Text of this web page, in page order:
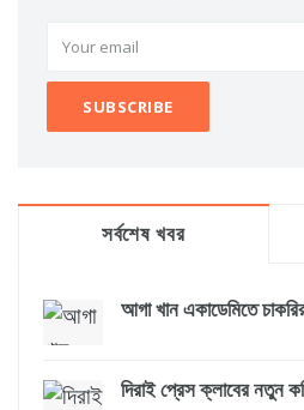
সর্বশেষ খবর
আগা খান একাডেমিতে
দিরাই প্রেস ক্লাবের নতুন